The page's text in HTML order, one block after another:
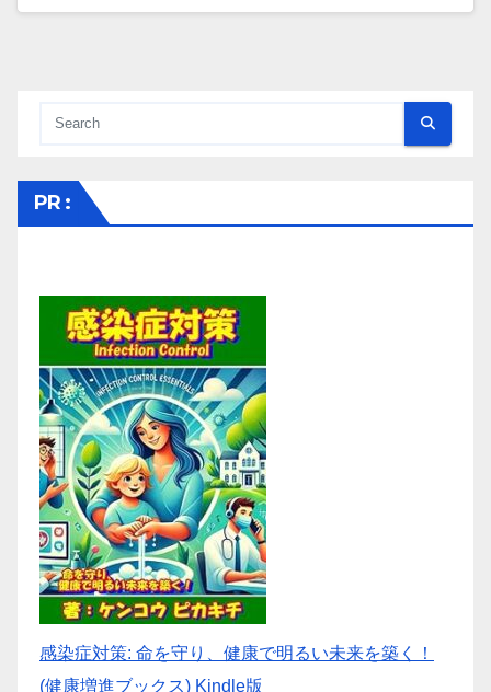
PR :
感染症対策: 命を守り、健康で明るい未来を築く！
(健康増進ブックス) Kindle版